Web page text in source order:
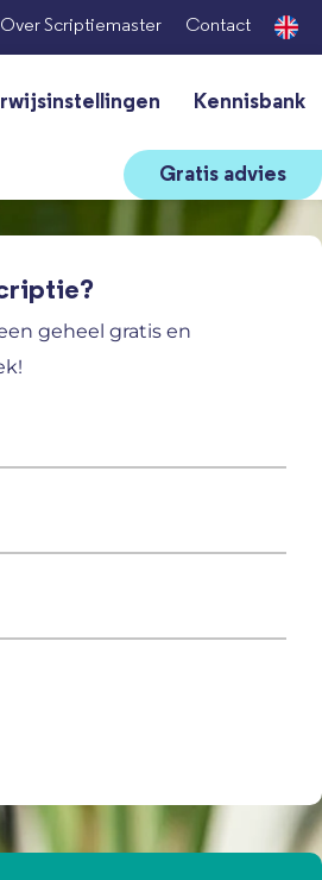
Over Scriptiemaster Contact
Kennisbank
Gratis advies
geheel gratis en